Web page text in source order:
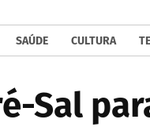
SAÚDE CULTURA
Sal